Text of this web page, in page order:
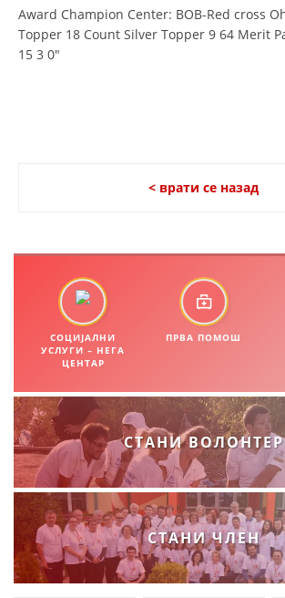
КРВОДАРИТЕЛСТВО
ИНФОРМАЦИИ ЗА БОЛЕСТИ
ДЕЈСТВУВАЊЕ
ПРИРАЧНИЦИ
СТРАТЕГИИ
БРОШУРИ
ПОСТЕРИ
ПРЕЗЕНТАЦИИ
< врати се назад
СОЦИЈАЛНИ
УСЛУГИ – НЕГА
ЦЕНТАР
ПРВА ПОМОШ
СТАНИ ВОЛОНТЕР
СТАНИ ЧЛЕН